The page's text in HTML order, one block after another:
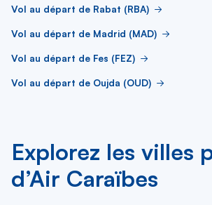
Vol au départ de Rabat (RBA)
Vol au départ de Madrid (MAD)
Vol au départ de Fes (FEZ)
Vol au départ de Oujda (OUD)
Explorez les villes
d’Air Caraïbes